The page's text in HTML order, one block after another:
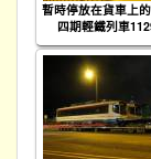
暫時停放在貨車上
四期輕鐵列車